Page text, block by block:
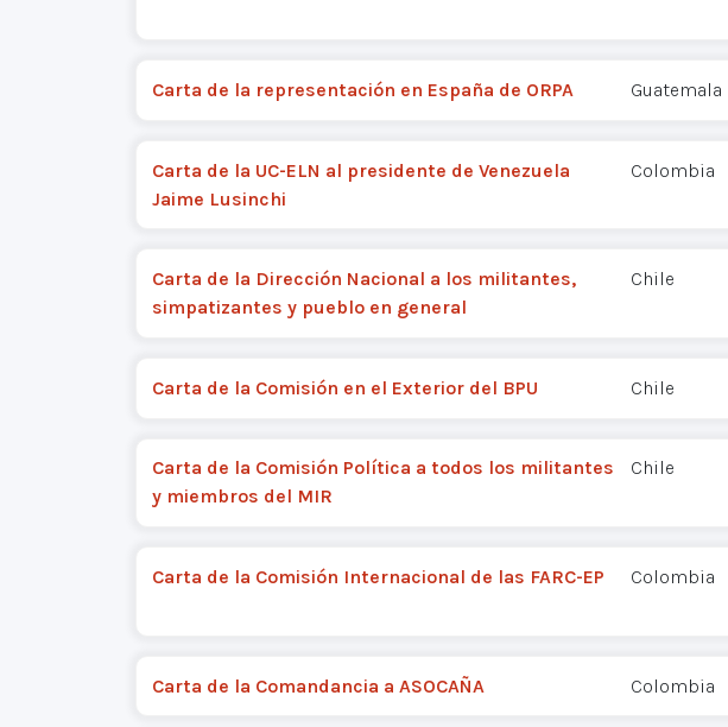
Carta de la representación en España de ORPA Guatemala
Carta de la UC-ELN al presidente de Venezuela
Jaime Lusinchi
Colombia
Carta de la Dirección Nacional a los militantes,
simpatizantes y pueblo en general
Chile
Carta de la Comisión en el Exterior del BPU Chile
Carta de la Comisión Política a todos los militantes
y miembros del MIR
Chile
Carta de la Comisión Internacional de las FARC-EP Colombia
Carta de la Comandancia a ASOCAÑA Colombia